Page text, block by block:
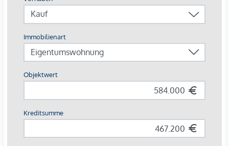
Europas erstes Stadtquartier in Holzbauweise
CO²-neutrale Energieversorgung durch Geothermie &
253 Wohnungen von 34 – 108 m²
Jede Einheit mit Außenfläche
Perfekte Innenstadtlage mit Natur, Kultur und Kulinarik
Beim Kauf einer 3- oder 4-Zimmerwohnung kann ein Kfz-
Stellplatz in der hauseigenen Tiefgarage um € 44.000,-